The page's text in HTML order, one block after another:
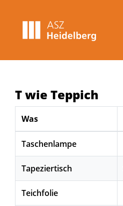
T wie Teppich
Was
Taschenlampe
Tapeziertisch
Teichfolie